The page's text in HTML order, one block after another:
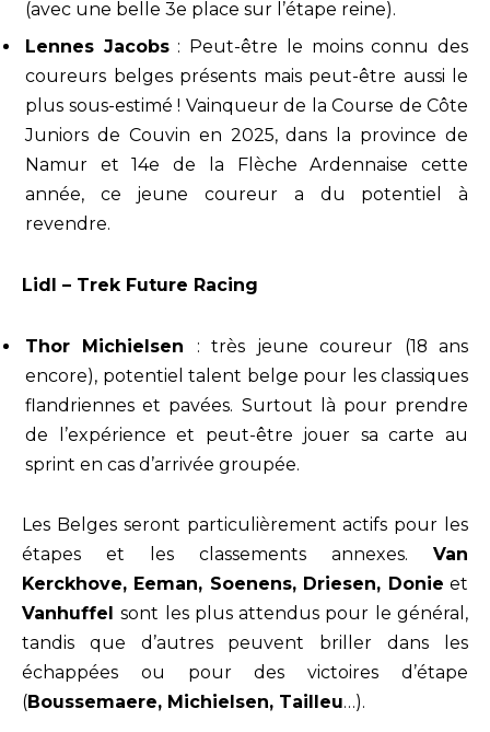
(avec une belle 3e place sur l’étape reine).
Lennes Jacobs: Peut-être le moins connu des
coureurs belges présents mais peut-être aussi le
plus sous-estimé ! Vainqueur de la Course de Côte
Juniors de Couvin en 2025, dans la province de
Namur et 14e de la Flèche Ardennaise cette
année, ce jeune coureur a du potentiel à
revendre.
Lidl – Trek Future Racing
Thor Michielsen : très jeune coureur (18 ans
encore), potentiel talent belge pour les classiques
flandriennes et pavées. Surtout là pour prendre
de l’expérience et peut-être jouer sa carte au
sprint en cas d’arrivée groupée.
Les Belges seront particulièrement actifs pour les
étapes et les classements annexes. Van
Kerckhove, Eeman, Soenens, Driesen, Donie et
Vanhuffelsont les plus attendus pour le général,
tandis que d’autres peuvent briller dans les
échappées ou pour des victoires d’étape
(Boussemaere, Michielsen, Tailleu…).